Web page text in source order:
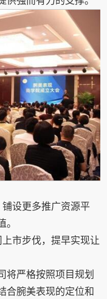
设更多推广资源平
。
市步伐，提早实现让
将严格按照项目规划
合腕美表现的定位和